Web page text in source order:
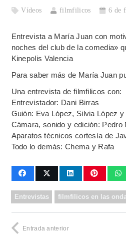
Vídeos filmfilicos 6 de
Entrevista a María Juan con
noches del club de la comedia»
Kinepolis Valencia
Para saber más de María Juan
Una entrevista de filmfilicos con:
Entrevistador: Dani Birras
Guión: Eva López, Silvia López y
Cámara, sonido y edición: Pedro
Aparatos técnicos cortesía de
Todo lo demás: Chema y Rafa
Entrevistas filmfilicos en las
Entrada anterior